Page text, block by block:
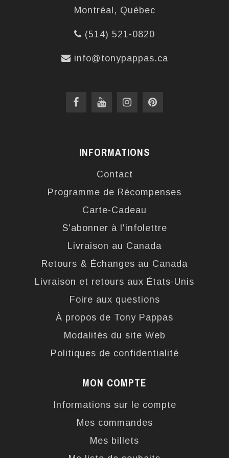
Montréal, Québec
(514) 521-0820
info@tonypappas.ca
INFORMATIONS
Contact
Programme de Récompenses
Carte-Cadeau
S'abonner à l'infolettre
Livraison au Canada
Retours & Échanges au Canada
Livraison et retours aux États-Unis
Foire aux questions
À propos de Tony Pappas
Modalités du site Web
Politiques de confidentialité
MON COMPTE
Informations sur le compte
Mes commandes
Mes billets